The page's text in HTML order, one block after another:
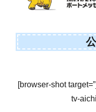
[browser-shot
tv-